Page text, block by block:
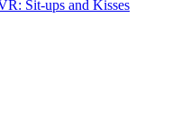
Sit-ups and Kisses